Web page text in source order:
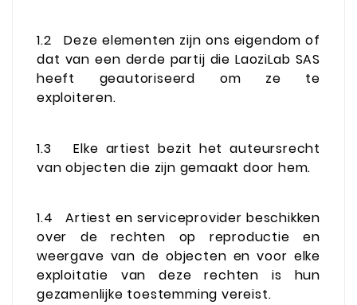
1.2
Deze elementen zijn ons eigendom of
dat van een derde partij die LaoziLab SAS
heeft geautoriseerd om ze te
exploiteren.
1.3
Elke artiest bezit het auteursrecht
van objecten die zijn gemaakt door hem.
1.4
Artiest en serviceprovider beschikken
over de rechten op reproductie en
weergave van de objecten en voor elke
exploitatie van deze rechten is hun
gezamenlijke toestemming vereist.